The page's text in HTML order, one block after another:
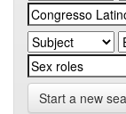
Start a new